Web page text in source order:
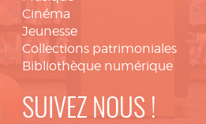
Cinéma
Jeunesse
Collections patrimoniales
Bibliothèque numérique
SUIVEZ NOUS !